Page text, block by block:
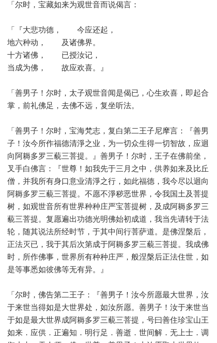
「尔时，宝藏如来为观世音而说偈言：
「『大悲功德， 今应还起，
地六种动， 及诸佛界。
十方诸佛， 已授汝记，
当成为佛， 故应欢喜。』
「善男子！尔时，太子观世音闻是偈已，心生欢喜，即起合
掌，前礼佛足，去佛不远，复坐听法。
「善男子！尔时，宝海梵志，复白第二王子尼摩言：『善男
子！汝今所作福德清淨之业，为一切众生得一切智故，应迴
向阿耨多罗三藐三菩提。』善男子！尔时，王子在佛前坐，
叉手白佛言：『世尊！如我先于三月之中，供养如来及比丘
僧，并我所有身口意业清淨之行，如此福德，我今尽以迴向
阿耨多罗三藐三菩提。不愿不淨秽恶世界，令我国土及菩提
树，如观世音所有世界种种庄严宝菩提树，及成阿耨多罗三
藐三菩提。复愿遍出功德光明佛始初成道，我当先请转于法
轮，随其说法所经时节，于其中间行菩萨道。是佛涅槃后，
正法灭已，我于其后次第成于阿耨多罗三藐三菩提。我成佛
时，所作佛事，世界所有种种庄严，般涅槃后正法住世，如
是等事悉如彼佛等无有异。』
「尔时，佛告第二王子：『善男子！汝今所愿最大世界，汝
于来世当得如是大世界处，如汝所愿。善男子！汝于来世当
于如是最大世界成阿耨多罗三藐三菩提，号曰善住珍宝山王
如来．应供．正遍知．明行足．善逝．世间解．无上士．调